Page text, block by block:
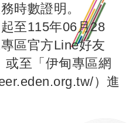
時數證明。
至115年06月28
區官方Line好友
或至「伊甸專區網
）進